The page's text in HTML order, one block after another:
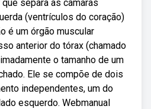
separa as câmaras
(ventrículos do coração)
é um órgão muscular
anterior do tórax (chamado
o tamanho de um
Ele se compõe de dois
independentes, um do
esquerdo. Webmanual